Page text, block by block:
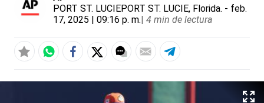
PORT ST. LUCIEPORT ST. LUCIE, Florida. - feb.
17, 2025 | 09:16 p. m.| 4 min de lectura